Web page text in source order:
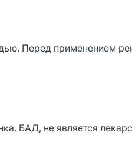
Перед применением
БАД, не является